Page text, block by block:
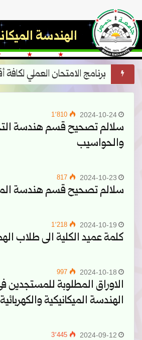
الهندسة
2024-10-24
سلالم تصحيح قسم هندسة
والحواسيب
2024-10-23
سلالم تصحيح قسم هندسة
2024-10-19
كلمة عميد الكلية الى طلاب
2024-10-18
الاوراق المطلوبة للمستجدين
الهندسة الميكانيكية والكهربائية
2024-09-12